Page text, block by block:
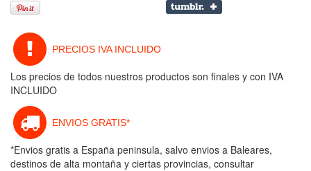
PRECIOS IVA INCLUIDO
Los precios de todos nuestros productos son finales y con IVA
INCLUIDO
ENVIOS GRATIS*
*Envios gratis a España peninsula, salvo envios a Baleares,
destinos de alta montaña y ciertas provincias, consultar